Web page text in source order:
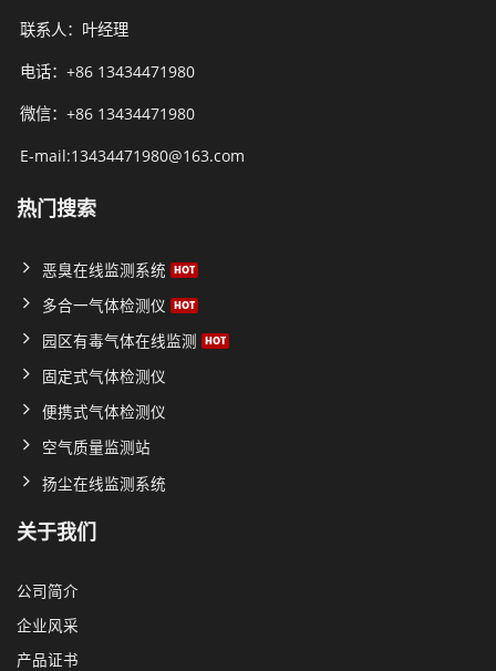
联系人：叶经理
电话：+86 13434471980
微信：+86 13434471980
E-mail:13434471980@163.com
热门搜索
恶臭在线监测系统
多合一气体检测仪
园区有毒气体在线监测
固定式气体检测仪
便携式气体检测仪
空气质量监测站
扬尘在线监测系统
关于我们
公司简介
企业风采
产品证书